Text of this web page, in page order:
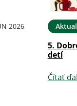
2026
5.
detí
Čítať